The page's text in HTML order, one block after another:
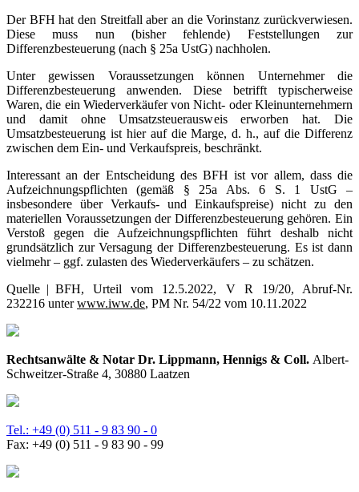
Der BFH hat den Streitfall aber an die Vorinstanz zurückverwiesen.
Diese muss nun (bisher fehlende) Feststellungen zur
Differenzbesteuerung (nach § 25a UstG) nachholen.
Unter gewissen Voraussetzungen können Unternehmer die
Differenzbesteuerung anwenden. Diese betrifft typischerweise
Waren, die ein Wiederverkäufer von Nicht- oder Kleinunternehmern
und damit ohne Umsatzsteuerausweis erworben hat. Die
Umsatzbesteuerung ist hier auf die Marge, d. h., auf die Differenz
zwischen dem Ein- und Verkaufspreis, beschränkt.
Interessant an der Entscheidung des BFH ist vor allem, dass die
Aufzeichnungspflichten (gemäß § 25a Abs. 6 S. 1 UstG –
insbesondere über Verkaufs- und Einkaufspreise) nicht zu den
materiellen Voraussetzungen der Differenzbesteuerung gehören. Ein
Verstoß gegen die Aufzeichnungspflichten führt deshalb nicht
grundsätzlich zur Versagung der Differenzbesteuerung. Es ist dann
vielmehr – ggf. zulasten des Wiederverkäufers – zu schätzen.
Quelle | BFH, Urteil vom 12.5.2022, V R 19/20, Abruf-Nr.
232216 unterwww.iww.de, PM Nr. 54/22 vom 10.11.2022
Rechtsanwälte & Notar Dr. Lippmann, Hennigs & Coll. Albert-
Schweitzer-Straße 4, 30880 Laatzen
Tel.: +49 (0) 511 - 9 83 90 - 0
Fax: +49 (0) 511 - 9 83 90 - 99